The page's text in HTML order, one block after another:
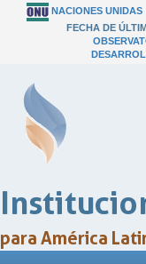
NACIONES UNIDAS
FECHA DE
para América